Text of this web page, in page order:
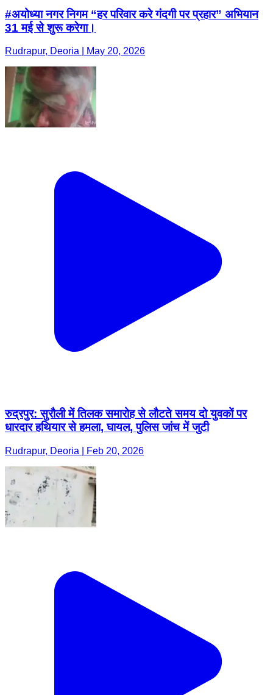
#अयोध्या नगर निगम “हर परिवार करे गंदगी पर प्रहार” अभियान
31 मई से शुरू करेगा।
Rudrapur, Deoria | May 20, 2026
रुद्रपुर: सुरौली में तिलक समारोह से लौटते समय दो युवकों पर
धारदार हथियार से हमला, घायल, पुलिस जांच में जुटी
Rudrapur, Deoria | Feb 20, 2026